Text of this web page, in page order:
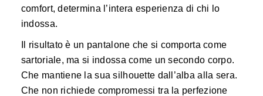
comfort, determina l’intera esperienza di chi lo
indossa.
Il risultato è un pantalone che si comporta come
sartoriale, ma si indossa come un secondo corpo.
Che mantiene la sua silhouette dall’alba alla sera.
Che non richiede compromessi tra la perfezione